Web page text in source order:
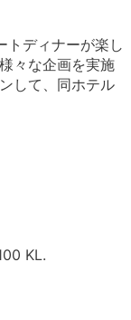
トディナーが楽し
々な企画を実施
して、同ホテル
KL.